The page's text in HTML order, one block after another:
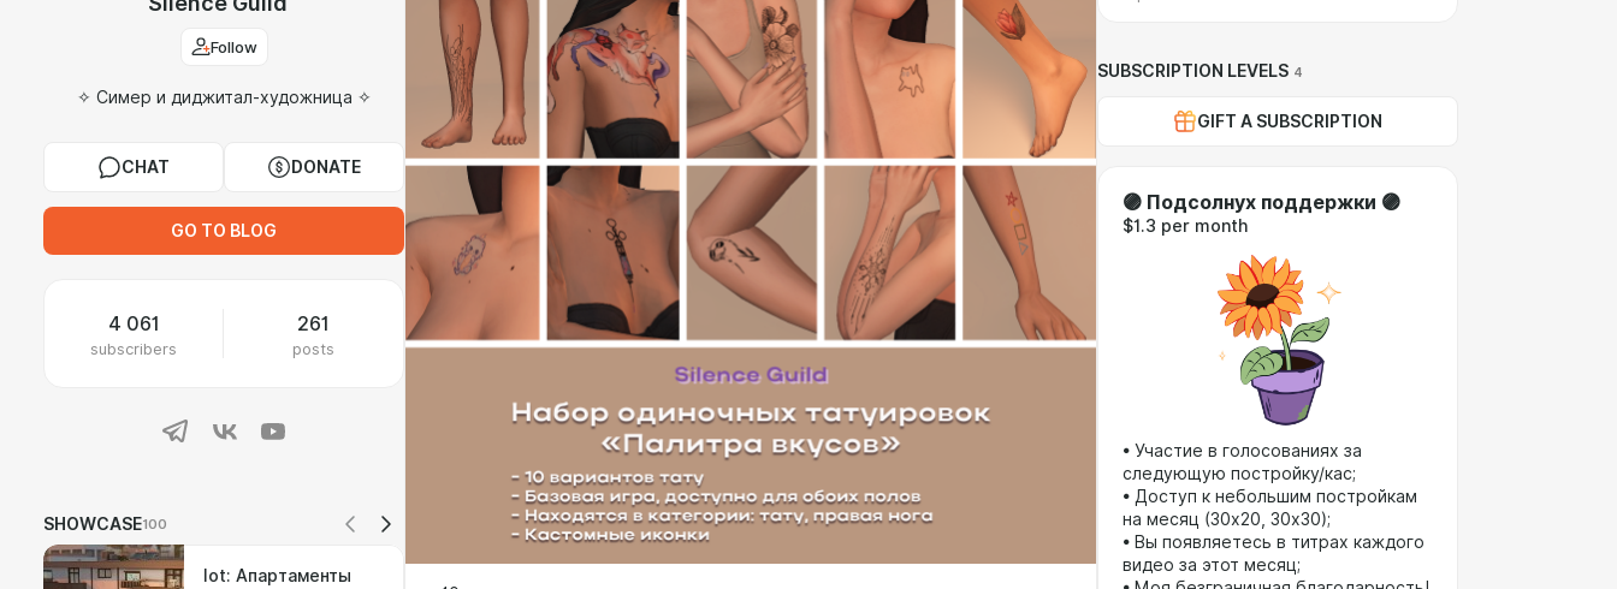
Follow
✧ Симер и диджитал-художница ✧
CHAT DONATE
GO TO BLOG
4 061
subscribers
261
posts
SHOWCASE100
lot: Апартаменты
SUBSCRIPTION LEVELS 4
GIFT A SUBSCRIPTION
🟣 Подсолнух поддержки 🟣
$1.3 per month
• Участие в голосованиях за
следующую постройку/кас;
• Доступ к небольшим постройкам
на месяц (30х20, 30х30);
• Вы появляетесь в титрах каждого
видео за этот месяц;